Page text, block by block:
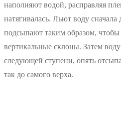
наполняют водой, расправляя
натягивалась. Льют воду
подсыпают таким образом, чтобы
вертикальные склоны. Затем
следующей ступени, опять
так до самого верха.